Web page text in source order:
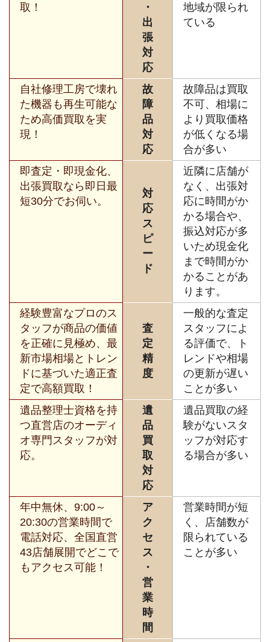
取！
・
出
張
対
応
地域が限られ
ている
自社修理工房で壊れ
た機器も再生可能な
ため高価買取を実
現！
故
障
品
対
応
故障品は買取
不可、相場に
より買取価格
が低くなる場
合が多い
即査定・即現金化、
出張買取なら即日最
短30分でお伺い。
対
応
ス
ピ
ー
ド
近隣に店舗が
なく、出張対
応に時間がか
かる場合や、
振込対応が多
いため現金化
まで時間がか
かることがあ
ります。
経験豊富なプロのス
タッフが商品の価値
を正確に見極め、最
新市場相場とトレン
ドに基づいた適正査
定で高額買取！
査
定
精
度
一般的な査定
スタッフによ
る評価で、ト
レンドや相場
の更新が遅い
ことが多い
遺品整理士資格を持
つ直営店のオーディ
オ専門スタッフが対
応。
遺
品
買
取
対
応
遺品買取の経
験がないスタ
ッフが対応す
る場合が多い
年中無休、9:00～
20:30の営業時間で
電話対応、全国直営
43店舗展開でどこで
もアクセス可能！
ア
ク
セ
ス
・
営
業
時
間
営業時間が短
く、店舗数が
限られている
ことが多い